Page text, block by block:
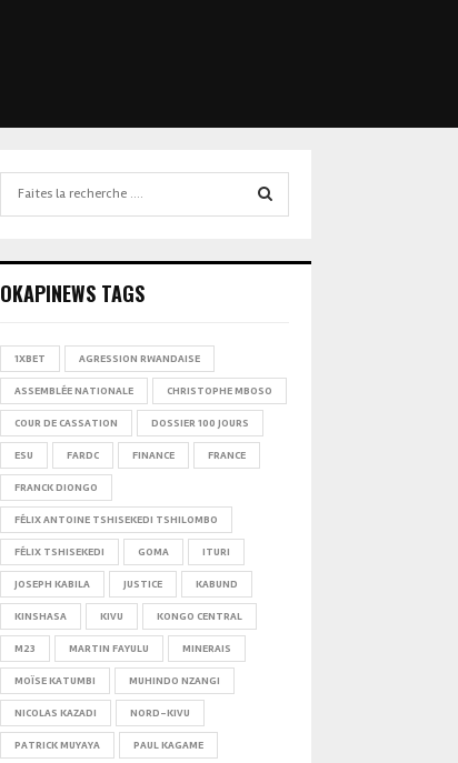
OKAPINEWS TAGS
1XBET AGRESSION RWANDAISE
ASSEMBLÉE NATIONALE CHRISTOPHE MBOSO
COUR DE CASSATION DOSSIER 100 JOURS
ESU FARDC FINANCE FRANCE
FRANCK DIONGO
FÉLIX ANTOINE TSHISEKEDI TSHILOMBO
FÉLIX TSHISEKEDI GOMA ITURI
JOSEPH KABILA JUSTICE KABUND
KINSHASA KIVU KONGO CENTRAL
M23 MARTIN FAYULU MINERAIS
MOÏSE KATUMBI MUHINDO NZANGI
NICOLAS KAZADI NORD-KIVU
PATRICK MUYAYA PAUL KAGAME